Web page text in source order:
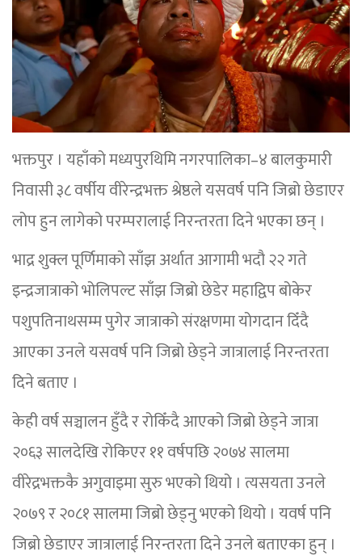
भक्तपुर । यहाँको मध्यपुरथिमि नगरपालिका–४ बालकुमारी
निवासी ३८ वर्षीय वीरेन्द्रभक्त श्रेष्ठले यसवर्ष पनि जिब्रो छेडाएर
लोप हुन लागेको परम्परालाई निरन्तरता दिने भएका छन् ।
भाद्र शुक्ल पूर्णिमाको साँझ अर्थात आगामी भदौ २२ गते
इन्द्रजात्राको भोलिपल्ट साँझ जिब्रो छेडेर महाद्विप बोकेर
पशुपतिनाथसम्म पुगेर जात्राको संरक्षणमा योगदान दिँदै
आएका उनले यसवर्ष पनि जिब्रो छेड्ने जात्रालाई निरन्तरता
दिने बताए ।
केही वर्ष सञ्चालन हुँदै र रोकिँदै आएको जिब्रो छेड्ने जात्रा
२०६३ सालदेखि रोकिएर ११ वर्षपछि २०७४ सालमा
वीरेद्रभक्तकै अगुवाइमा सुरु भएको थियो । त्यसयता उनले
२०७९ र २०८१ सालमा जिब्रो छेड्नु भएको थियो । यवर्ष पनि
जिब्रो छेडाएर जात्रालाई निरन्तरता दिने उनले बताएका हुन् ।